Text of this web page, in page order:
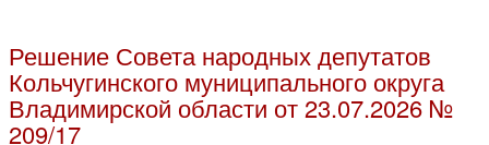
Решение Совета народных депутатов
Кольчугинского муниципального округа
Владимирской области от 23.07.2026 №
209/17